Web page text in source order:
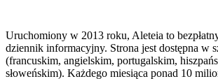
Uruchomiony w 2013 roku, Aleteia to
dziennik informacyjny. Strona jest dostępna w
(francuskim, angielskim, portugalskim,
słoweńskim). Każdego miesiąca ponad 10